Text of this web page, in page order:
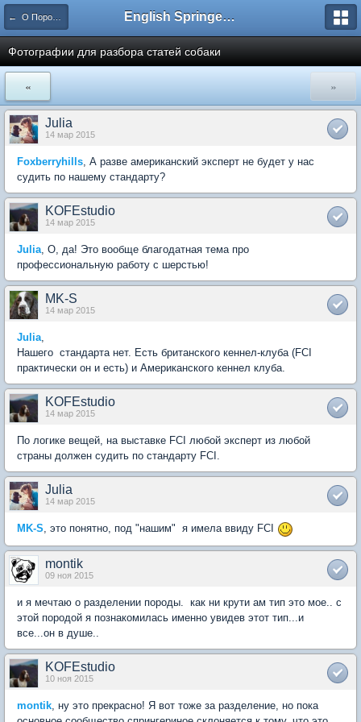
← О Породе - Английский спрингер спаниель English Springer Spaniel Club
Фотографии для разбора статей собаки
« »
Julia
14 мар 2015
Foxberryhills, А разве американский эксперт не будет у нас
судить по нашему стандарту?
KOFEstudio
14 мар 2015
Julia, О, да! Это вообще благодатная тема про
профессиональную работу с шерстью!
MK-S
14 мар 2015
Julia,
Нашего стандарта нет. Есть британского кеннел-клуба (FCI
практически он и есть) и Американского кеннел клуба.
KOFEstudio
14 мар 2015
По логике вещей, на выставке FCI любой эксперт из любой
страны должен судить по стандарту FCI.
Julia
14 мар 2015
MK-S, это понятно, под "нашим" я имела ввиду FCI
montik
09 ноя 2015
и я мечтаю о разделении породы. как ни крути ам тип это мое.. с
этой породой я познакомилась именно увидев этот тип...и
все...он в душе..
KOFEstudio
10 ноя 2015
montik , ну это прекрасно! Я вот тоже за разделение, но пока